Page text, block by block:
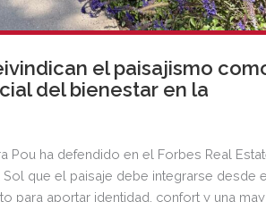
el paisajismo
del bienestar en la
Pou ha defendido en el Forbes Real
Sol que el paisaje debe integrarse desde
para aportar identidad, confort y una